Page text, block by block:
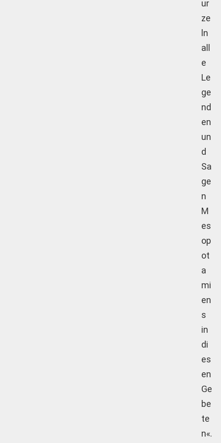
ur
ze
ln
all
e
Le
ge
nd
en
un
d
Sa
ge
n
M
es
op
ot
a
mi
en
s
in
di
es
en
Ge
be
te
n«.